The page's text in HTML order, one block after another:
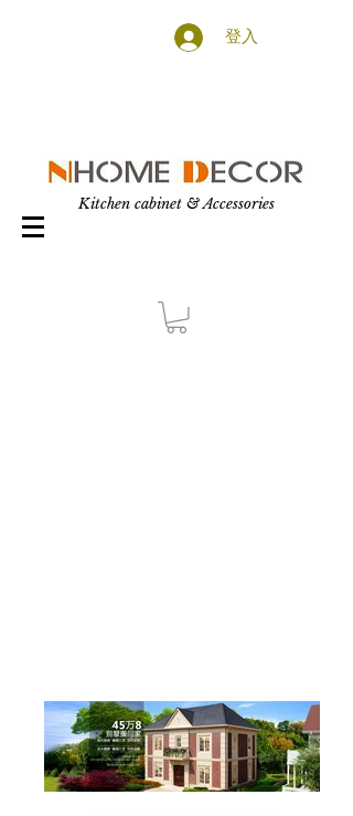
登入
Kitchen cabinet & Accessories